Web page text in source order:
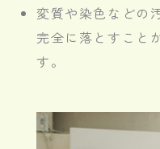
変質や染色などの
完全に落とすこと
す。